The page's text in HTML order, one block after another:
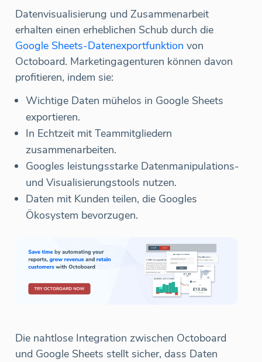
Datenvisualisierung und Zusammenarbeit
erhalten einen erheblichen Schub durch die
Google Sheets-Datenexportfunktion von
Octoboard. Marketingagenturen können davon
profitieren, indem sie:
Wichtige Daten mühelos in Google Sheets
exportieren.
In Echtzeit mit Teammitgliedern
zusammenarbeiten.
Googles leistungsstarke Datenmanipulations-
und Visualisierungstools nutzen.
Daten mit Kunden teilen, die Googles
Ökosystem bevorzugen.
Die nahtlose Integration zwischen Octoboard
und Google Sheets stellt sicher, dass Daten